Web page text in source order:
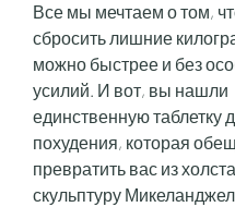
Все мы мечтаем о том,
сбросить лишние
можно быстрее и без
усилий. И вот, вы нашли
единственную таблетку
похудения, которая
превратить вас из
скульптуру